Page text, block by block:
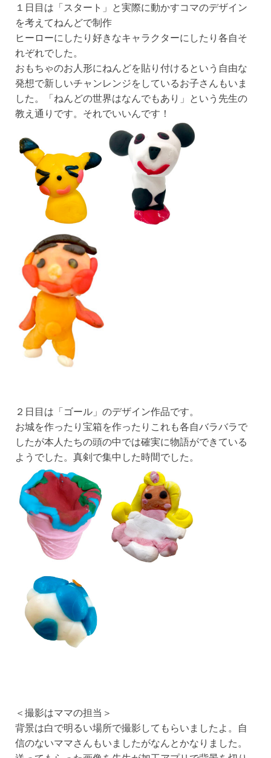
１日目は「スタート」と実際に動かすコマのデザイン
を考えてねんどで制作
ヒーローにしたり好きなキャラクターにしたり各自そ
れぞれでした。
おもちゃのお人形にねんどを貼り付けるという自由な
発想で新しいチャンレンジをしているお子さんもいま
した。「ねんどの世界はなんでもあり」という先生の
教え通りです。それでいいんです！
２日目は「ゴール」のデザイン作品です。
お城を作ったり宝箱を作ったりこれも各自バラバラで
したが本人たちの頭の中では確実に物語ができている
ようでした。真剣で集中した時間でした。
＜撮影はママの担当＞
背景は白で明るい場所で撮影してもらいましたよ。自
信のないママさんもいましたがなんとかなりました。